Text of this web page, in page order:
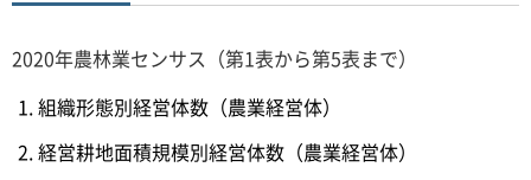
2020年農林業センサス（第1表から第5表まで）
組織形態別経営体数（農業経営体）
経営耕地面積規模別経営体数（農業経営体）